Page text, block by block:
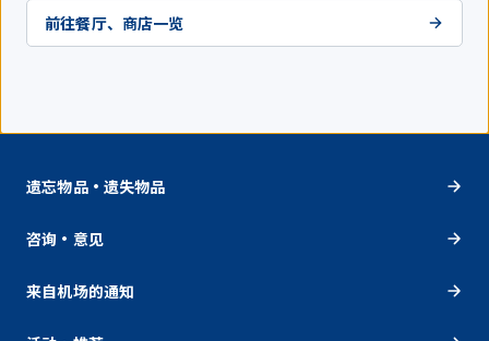
前往餐厅、商店一览
遗忘物品・遗失物品
咨询・意见
来自机场的通知